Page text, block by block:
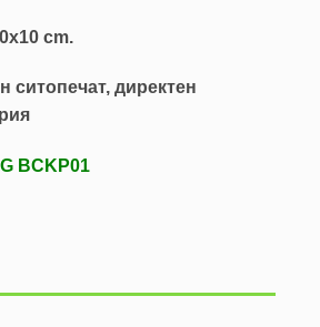
cm.
ситопечат, директен
BCKP01